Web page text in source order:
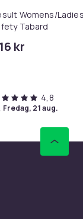
Womens/
Tabard
kr
4,8
fredag, 21 aug.